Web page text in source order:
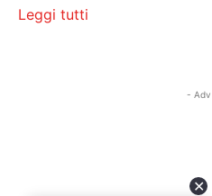
Leggi tutti
-
✕